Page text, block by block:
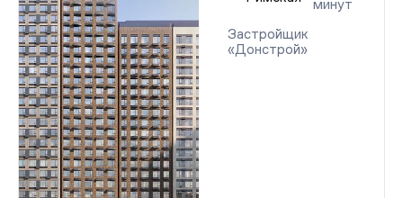
минут
Застройщик
«Донстрой»